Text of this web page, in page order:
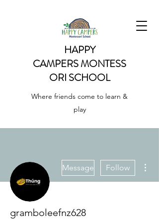
HAPPY
CAMPERSMONTESS
ORI SCHOOL
Where friends come to learn &
play
Message Follow
gramboleefnz628